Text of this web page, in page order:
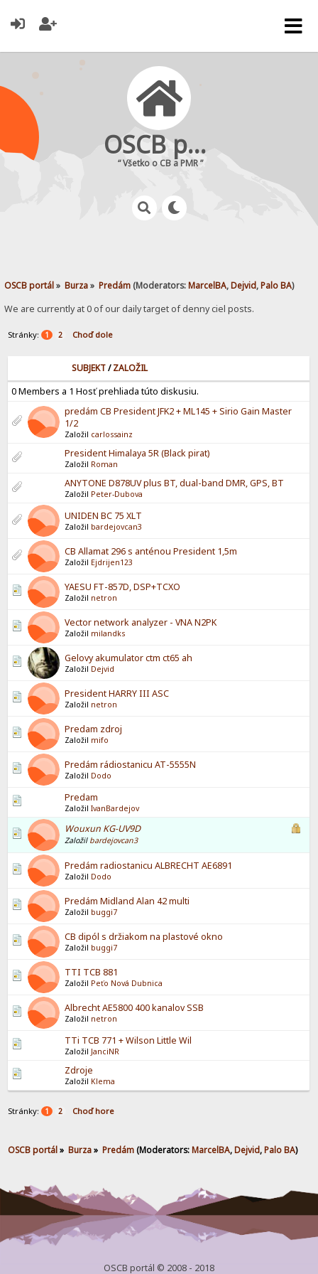
OSCB portál
“ Všetko o CB a PMR ”
OSCB portál» Burza» Predám (Moderators:MarcelBA,Dejvid,Palo BA)
We are currently at 0 of our daily target of denny ciel posts.
Stránky: 1 2 Choď dole
SUBJEKT/ZALOŽIL
0 Members a 1 Hosť prehliada túto diskusiu.
predám CB President JFK2 + ML145 + Sirio Gain Master
1/2
Založil carlossainz
President Himalaya 5R (Black pirat)
Založil Roman
ANYTONE D878UV plus BT, dual-band DMR, GPS, BT
Založil Peter-Dubova
UNIDEN BC 75 XLT
Založil bardejovcan3
CB Allamat 296 s anténou President 1,5m
Založil Ejdrijen123
YAESU FT-857D, DSP+TCXO
Založil netron
Vector network analyzer - VNA N2PK
Založil milandks
Gelovy akumulator ctm ct65 ah
Založil Dejvid
President HARRY III ASC
Založil netron
Predam zdroj
Založil mifo
Predám rádiostanicu AT-5555N
Založil Dodo
Predam
ZaložilIvanBardejov
Wouxun KG-UV9D
Založil bardejovcan3
Predám radiostanicu ALBRECHT AE6891
Založil Dodo
Predám Midland Alan 42 multi
Založil buggi7
CB dipól s držiakom na plastové okno
Založil buggi7
TTI TCB 881
Založil Peťo Nová Dubnica
Albrecht AE5800 400 kanalov SSB
Založil netron
TTi TCB 771 + Wilson Little Wil
Založil JanciNR
Zdroje
Založil Klema
Stránky: 1 2 Choď hore
OSCB portál» Burza» Predám(Moderators:MarcelBA,Dejvid,Palo BA)
OSCB portál © 2008 - 2018